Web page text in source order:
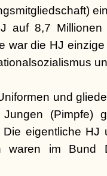
auf 8,7 Millionen
war die HJ
und
(Pimpfe)
eigentliche HJ
waren im Bund